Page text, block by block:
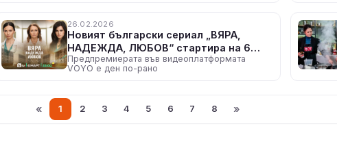
26.02.2026
Новият български сериал „ВЯРА,
НАДЕЖДА, ЛЮБОВ“ стартира на 6
март по bTV
Предпремиерата във видеоплатформата
VOYO е ден по-рано
« 1 2 3 4 5 6 7 8 »